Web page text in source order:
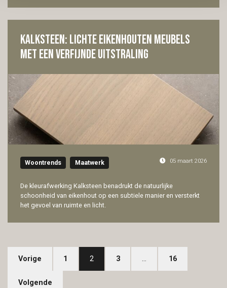
Kalksteen: lichte eikenhouten meubels
met een verfijnde uitstraling
Woontrends Maatwerk 05 maart 2026
De kleurafwerking Kalksteen benadrukt de natuurlijke
schoonheid van eikenhout op een subtiele manier en versterkt
het gevoel van ruimte en licht.
Vorige 1 2 3 … 16
Volgende